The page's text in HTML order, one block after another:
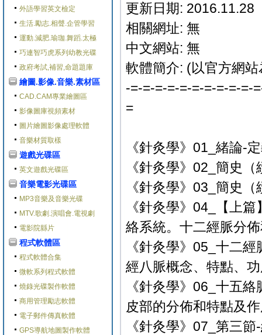
外語學習英文檢定
生活.勵志.相聲.企管學習
運動.減肥.瑜珈.舞蹈.太極
巧連智巧虎系列幼教光碟
政府考試,補習,命題題庫
繪圖.影像.音樂.素材區
CAD.CAM專業繪圖區
影像圖庫視頻素材
圖片繪圖影像處理軟體
音樂材質取樣
遊戲光碟區
英文遊戲光碟區
音樂電影光碟區
MP3音樂及音樂光碟
MTV.歌劇.演唱會.電視劇
電影院縣片
程式軟體區
程式軟體合集
微軟系列程式軟體
燒錄光碟製作軟體
商用管理勵志軟體
電子郵件傳真軟體
GPS導航地圖製作軟體
更新日期: 2016.11.28
相關網址: 無
中文網站: 無
軟體簡介: (以官方網站
-=-=-=-=-=-=-=-=-=-=-
=
《針灸學》01_緒論-
《針灸學》02_簡史
《針灸學》03_簡史
《針灸學》04_【上
絡系統。十二經脈分
《針灸學》05_十二
經八脈概念、特點、
《針灸學》06_十五
皮部的分佈和特點及
《針灸學》07_第三